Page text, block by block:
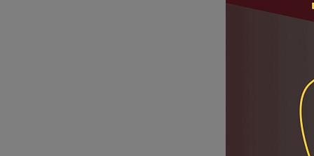
Знакомьтесь с
Людмила
Сергей Могилев